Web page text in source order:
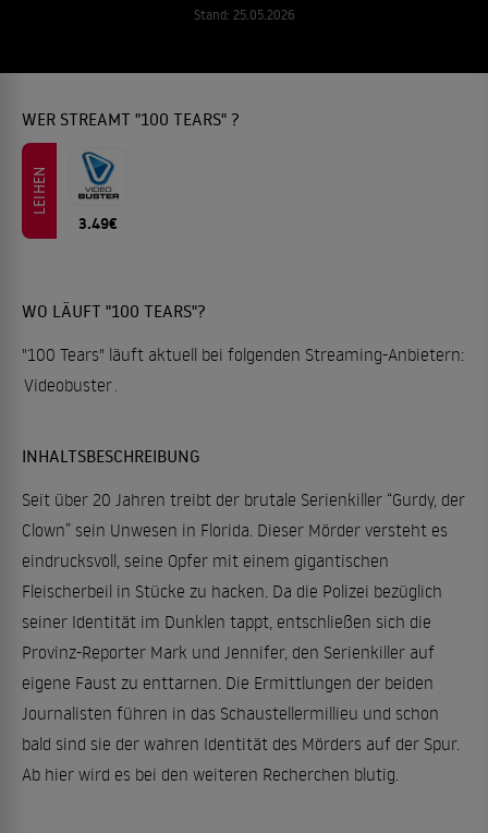
Stand: 25.05.2026
WER STREAMT "100 TEARS" ?
LEIHEN
3.49€
WO LÄUFT "100 TEARS"?
"100 Tears" läuft aktuell bei folgenden Streaming-Anbietern:
Videobuster.
INHALTSBESCHREIBUNG
Seit über 20 Jahren treibt der brutale Serienkiller “Gurdy, der
Clown” sein Unwesen in Florida. Dieser Mörder versteht es
eindrucksvoll, seine Opfer mit einem gigantischen
Fleischerbeil in Stücke zu hacken. Da die Polizei bezüglich
seiner Identität im Dunklen tappt, entschließen sich die
Provinz-Reporter Mark und Jennifer, den Serienkiller auf
eigene Faust zu enttarnen. Die Ermittlungen der beiden
Journalisten führen in das Schaustellermillieu und schon
bald sind sie der wahren Identität des Mörders auf der Spur.
Ab hier wird es bei den weiteren Recherchen blutig.